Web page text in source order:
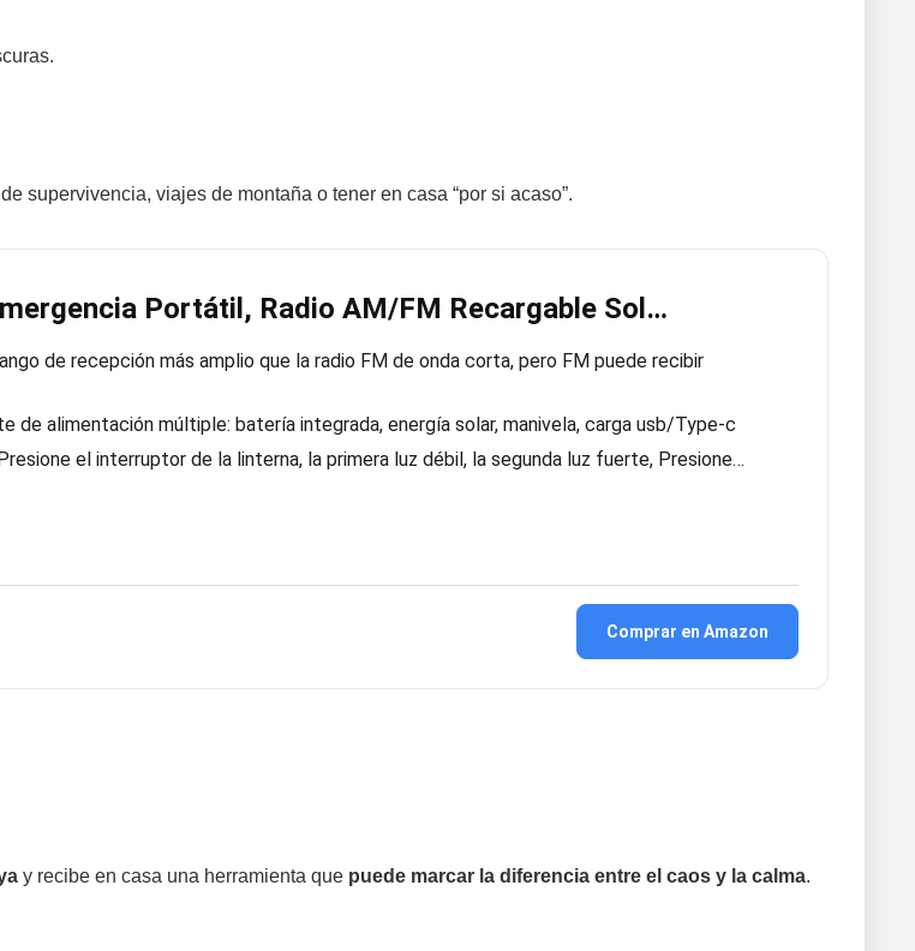
supervivencia, viajes de montaña o tener en casa “por si acaso”.
Portátil, Radio AM/FM Recargable Sol…
de recepción más amplio que la radio FM de onda corta, pero FM puede recibir
de alimentación múltiple: batería integrada, energía solar, manivela, carga usb/Type-c
el interruptor de la linterna, la primera luz débil, la segunda luz fuerte, Presione…
Comprar en Amazon
y recibe en casa una herramienta que puede marcar la diferencia entre el caos y la calma.